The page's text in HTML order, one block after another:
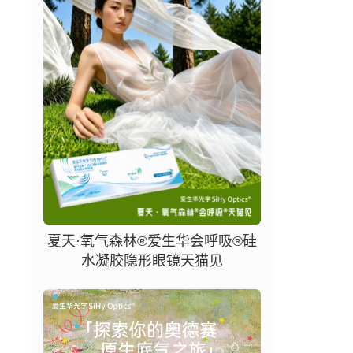
夏天·氧气森林®爱生华会呼吸®硅
水凝胶隐形眼镜天猫见